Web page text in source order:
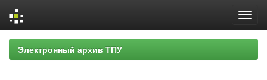
Skip
navigation
Электронный архив ТПУ